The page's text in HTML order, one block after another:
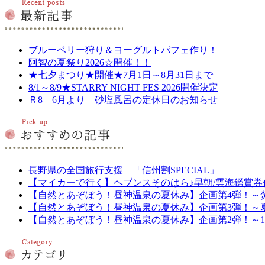
ブルーベリー狩り＆ヨーグルトパフェ作り！
阿智の夏祭り2026☆開催！！
★七夕まつり★開催★7月1日～8月31日まで
8/1～8/9★STARRY NIGHT FES 2026開催決定
Ｒ8 6月より 砂塩風呂の定休日のお知らせ
長野県の全国旅行支援 「信州割SPECIAL」
【マイカーで行く】ヘブンスそのはら♪早朝/雲海鑑賞
【自然とあぞぼう！昼神温泉の夏休み】企画第4弾！
【自然とあぞぼう！昼神温泉の夏休み】企画第3弾！
【自然とあぞぼう！昼神温泉の夏休み】企画第2弾！